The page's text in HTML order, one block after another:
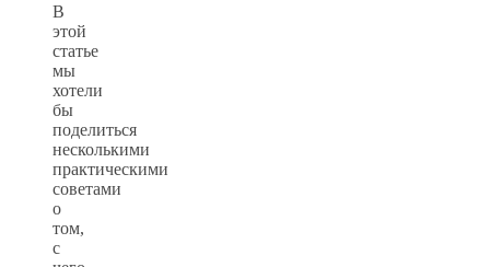
В
этой
статье
мы
хотели
бы
поделиться
несколькими
практическими
советами
о
том,
с